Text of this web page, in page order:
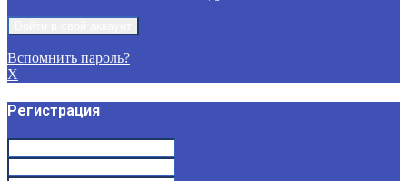
Вспомнить пароль?
X
Регистрация